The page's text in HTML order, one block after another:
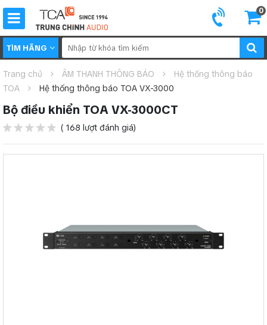
0
TÌM HÃNG
Trang chủ ÂM THANH THÔNG BÁO
Hệ thống thông báo
TOA
Hệ thống thông báo TOA VX-3000
Bộ điều khiển TOA VX-3000CT
( 168 lượt đánh giá)